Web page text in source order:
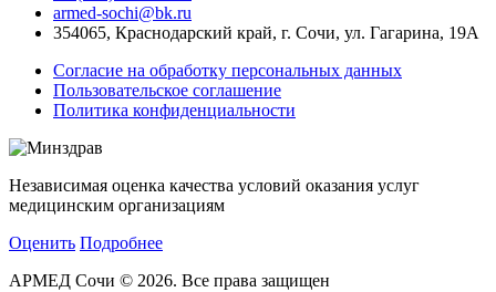
armed-sochi@bk.ru
354065, Краснодарский край, г. Сочи, ул. Гагарина, 19А
Согласие на обработку персональных данных
Пользовательское соглашение
Политика конфиденциальности
Независимая оценка качества условий оказания услуг
медицинским организациям
Оценить Подробнее
АРМЕД Сочи © 2026. Все права защищен